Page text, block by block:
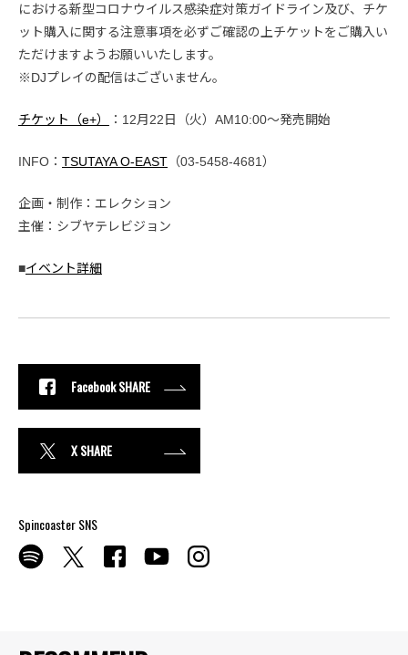
における新型コロナウイルス感染症対策ガイドライン及び、チケ
ット購入に関する注意事項を必ずご確認の上チケットをご購入い
ただけますようお願いいたします。
※DJプレイの配信はございません。
チケット（e+） ：12月22日（火）AM10:00〜発売開始
INFO： TSUTAYA O-EAST （03-5458-4681）
企画・制作：エレクション
主催：シブヤテレビジョン
■イベント詳細
Facebook SHARE
X SHARE
Spincoaster SNS